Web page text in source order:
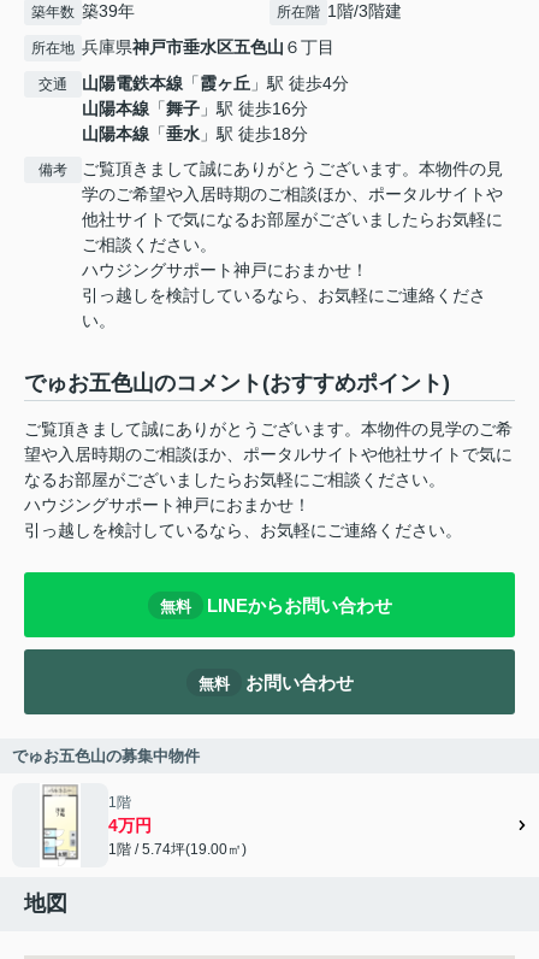
築年数 築39年 所在階 1階/3階建
所在地 兵庫県神戸市垂水区五色山 ６丁目
交通 山陽電鉄本線 「霞ヶ丘 」駅 徒歩4分
山陽本線 「舞子 」駅 徒歩16分
山陽本線 「垂水 」駅 徒歩18分
備考
ご覧頂きまして誠にありがとうございます。本物件の見
学のご希望や入居時期のご相談ほか、ポータルサイトや
他社サイトで気になるお部屋がございましたらお気軽に
ご相談ください。
ハウジングサポート神戸におまかせ！
引っ越しを検討しているなら、お気軽にご連絡くださ
い。
でゅお五色山のコメント(おすすめポイント)
ご覧頂きまして誠にありがとうございます。本物件の見学のご希
望や入居時期のご相談ほか、ポータルサイトや他社サイトで気に
なるお部屋がございましたらお気軽にご相談ください。
ハウジングサポート神戸におまかせ！
引っ越しを検討しているなら、お気軽にご連絡ください。
無料 LINEからお問い合わせ
無料 お問い合わせ
でゅお五色山の募集中物件
1階
4万円
1階 / 5.74坪(19.00㎡)
地図